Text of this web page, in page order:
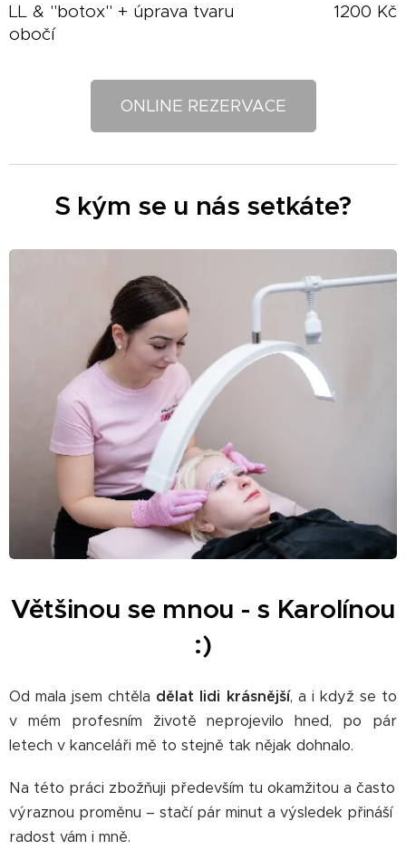
LL & "botox" + úprava tvaru
obočí
1200 Kč
ONLINE REZERVACE
S kým se u nás setkáte?
Většinou se mnou - s Karolínou
:)
Od mala jsem chtěla dělat lidi krásnější, a i když se to
v mém profesním životě neprojevilo hned, po pár
letech v kanceláři mě to stejně tak nějak dohnalo. 😊
Na této práci zbožňuji především tu okamžitou a často
výraznou proměnu – stačí pár minut a výsledek přináší
radost vám i mně.